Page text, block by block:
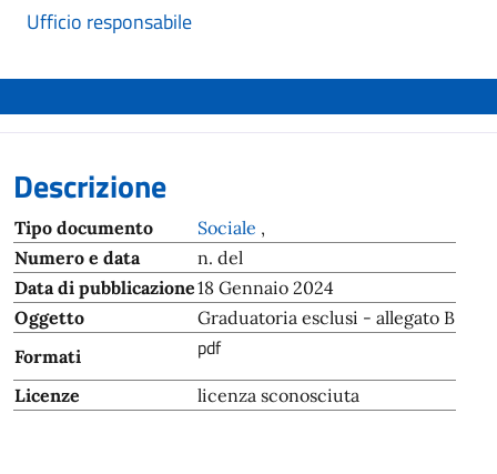
Ufficio responsabile
Descrizione
Tipo documento Sociale ,
Numero e data
n. del
Data di pubblicazione18 Gennaio 2024
Oggetto
Graduatoria esclusi - allegato B
Formati
pdf
Licenze licenza sconosciuta